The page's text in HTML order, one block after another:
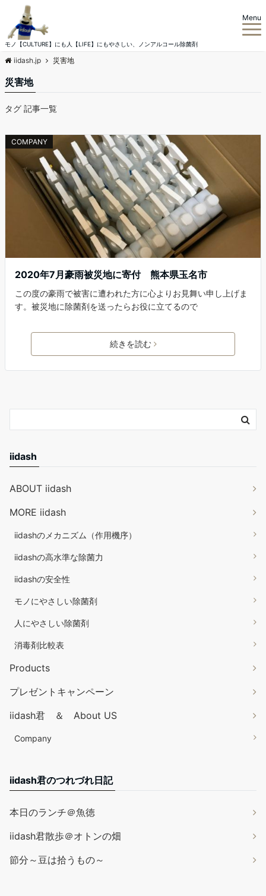
モノ【CULTURE】にも人【LIFE】にもやさしい、ノンアルコール除菌剤
Menu
iidash.jp 災害地
災害地
タグ 記事一覧
COMPANY
2020年7月豪雨被災地に寄付 熊本県玉名市
この度の豪雨で被害に遭われた方に心よりお見舞い申し上げま
す。被災地に除菌剤を送ったらお役に立てるので
続きを読む
iidash
ABOUT iidash
MORE iidash
iidashのメカニズム（作用機序）
iidashの高水準な除菌力
iidashの安全性
モノにやさしい除菌剤
人にやさしい除菌剤
消毒剤比較表
Products
プレゼントキャンペーン
iidash君 ＆ About US
Company
iidash君のつれづれ日記
本日のランチ＠魚徳
iidash君散歩＠オトンの畑
節分～豆は拾うもの～